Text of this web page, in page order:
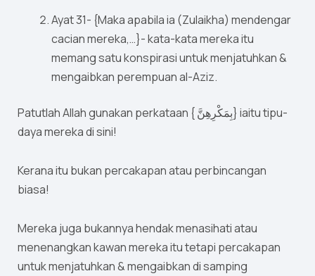
Ayat 31- {Maka apabila ia (Zulaikha) mendengar
cacian mereka,…}- kata-kata mereka itu
memang satu konspirasi untuk menjatuhkan &
mengaibkan perempuan al-Aziz.
Patutlah Allah gunakan perkataan { بِمَكْرِهِنَّ} iaitu tipu-
daya mereka di sini!
Kerana itu bukan percakapan atau perbincangan
biasa!
Mereka juga bukannya hendak menasihati atau
menenangkan kawan mereka itu tetapi percakapan
untuk menjatuhkan & mengaibkan di samping